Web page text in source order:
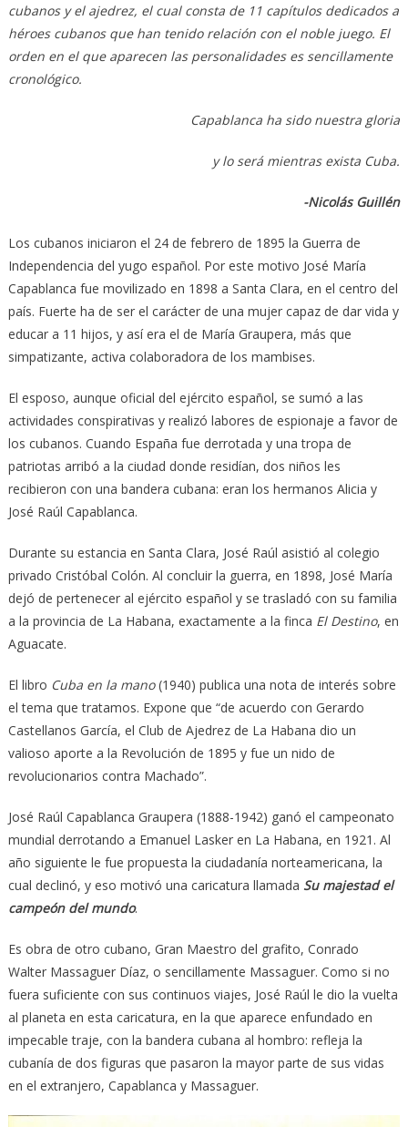
cubanos y el ajedrez, el cual consta de 11 capítulos dedicados a
héroes cubanos que han tenido relación con el noble juego. El
orden en el que aparecen las personalidades es sencillamente
cronológico.
Capablanca ha sido nuestra gloria
y lo será mientras exista Cuba.
-Nicolás Guillén
Los cubanos iniciaron el 24 de febrero de 1895 la Guerra de
Independencia del yugo español. Por este motivo José María
Capablanca fue movilizado en 1898 a Santa Clara, en el centro del
país. Fuerte ha de ser el carácter de una mujer capaz de dar vida y
educar a 11 hijos, y así era el de María Graupera, más que
simpatizante, activa colaboradora de los mambises.
El esposo, aunque oficial del ejército español, se sumó a las
actividades conspirativas y realizó labores de espionaje a favor de
los cubanos. Cuando España fue derrotada y una tropa de
patriotas arribó a la ciudad donde residían, dos niños les
recibieron con una bandera cubana: eran los hermanos Alicia y
José Raúl Capablanca.
Durante su estancia en Santa Clara, José Raúl asistió al colegio
privado Cristóbal Colón. Al concluir la guerra, en 1898, José María
dejó de pertenecer al ejército español y se trasladó con su familia
a la provincia de La Habana, exactamente a la finca El Destino, en
Aguacate.
El libro Cuba en la mano(1940) publica una nota de interés sobre
el tema que tratamos. Expone que “de acuerdo con Gerardo
Castellanos García, el Club de Ajedrez de La Habana dio un
valioso aporte a la Revolución de 1895 y fue un nido de
revolucionarios contra Machado”.
José Raúl Capablanca Graupera (1888-1942) ganó el campeonato
mundial derrotando a Emanuel Lasker en La Habana, en 1921. Al
año siguiente le fue propuesta la ciudadanía norteamericana, la
cual declinó, y eso motivó una caricatura llamada Su majestad el
campeón del mundo.
Es obra de otro cubano, Gran Maestro del grafito, Conrado
Walter Massaguer Díaz, o sencillamente Massaguer. Como si no
fuera suficiente con sus continuos viajes, José Raúl le dio la vuelta
al planeta en esta caricatura, en la que aparece enfundado en
impecable traje, con la bandera cubana al hombro: refleja la
cubanía de dos figuras que pasaron la mayor parte de sus vidas
en el extranjero, Capablanca y Massaguer.